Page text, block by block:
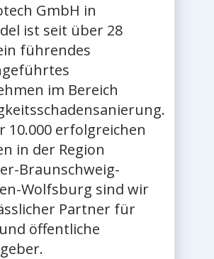
GmbH in
ist seit über 28
führendes
im Bereich
10.000 erfolgreichen
in der Region
Braunschweig-
Wolfsburg sind wir
Partner für
öffentliche